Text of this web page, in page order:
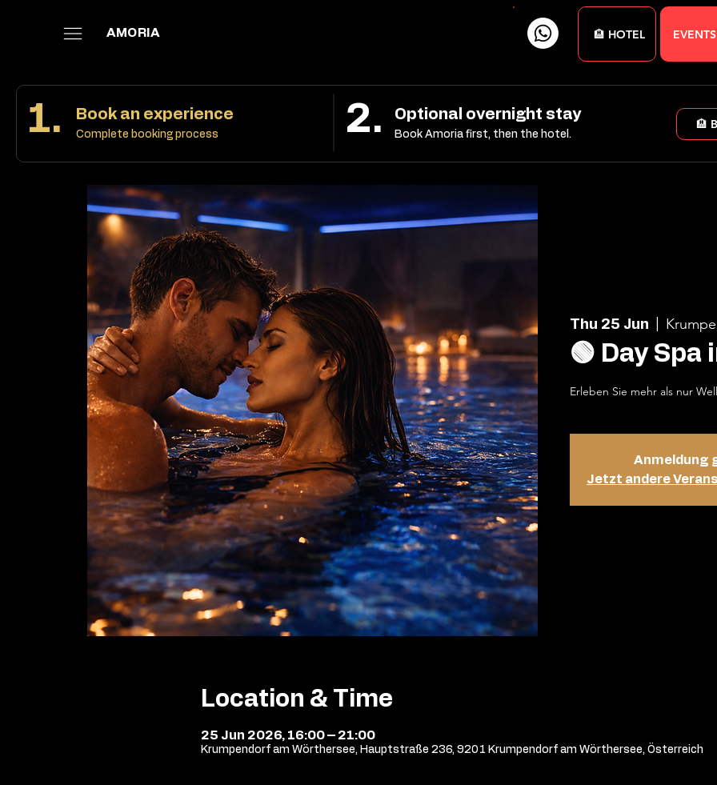
🏨 HOTEL
AMORIA
1. Book an experience
Complete booking process 2. Optional overnight stay
Book Amoria first, then the hotel.
🏨
Thu 25 Jun
🟢 Day Spa
Erleben Sie mehr als nur
Anmeldung
Jetzt andere
Location & Time
25 Jun 2026, 16:00 – 21:00
Krumpendorf am Wörthersee, Hauptstraße 236, 9201 Krumpendorf am Wörthersee, Österreich